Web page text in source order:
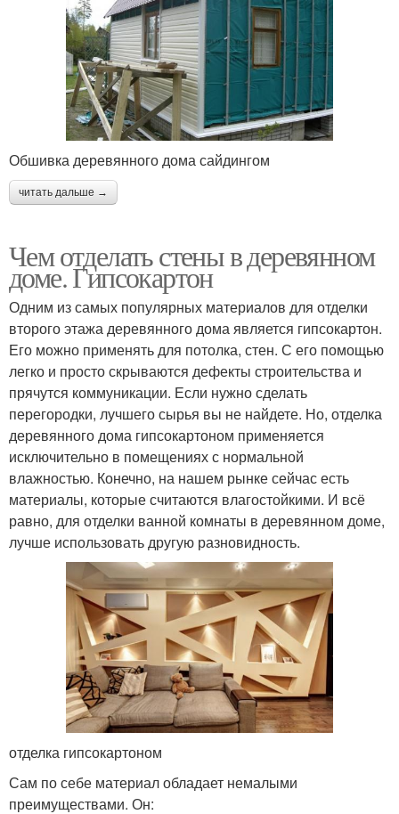
Обшивка деревянного дома сайдингом
читать дальше →
Чем отделать стены в деревянном
доме. Гипсокартон
Одним из самых популярных материалов для отделки
второго этажа деревянного дома является гипсокартон.
Его можно применять для потолка, стен. С его помощью
легко и просто скрываются дефекты строительства и
прячутся коммуникации. Если нужно сделать
перегородки, лучшего сырья вы не найдете. Но, отделка
деревянного дома гипсокартоном применяется
исключительно в помещениях с нормальной
влажностью. Конечно, на нашем рынке сейчас есть
материалы, которые считаются влагостойкими. И всё
равно, для отделки ванной комнаты в деревянном доме,
лучше использовать другую разновидность.
отделка гипсокартоном
Сам по себе материал обладает немалыми
преимуществами. Он: